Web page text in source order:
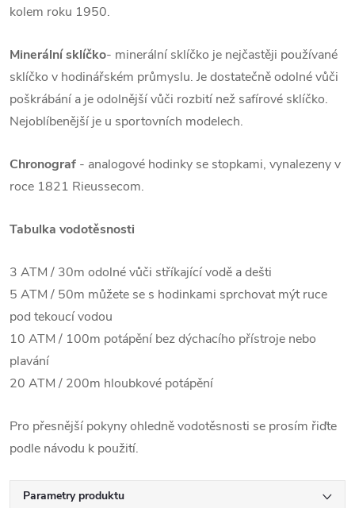
kolem roku 1950.
Minerální sklíčko- minerální sklíčko je nejčastěji používané
sklíčko v hodinářském průmyslu. Je dostatečně odolné vůči
poškrábání a je odolnější vůči rozbití než safírové sklíčko.
Nejoblíbenější je u sportovních modelech.
Chronograf - analogové hodinky se stopkami, vynalezeny v
roce 1821 Rieussecom.
Tabulka vodotěsnosti
3 ATM / 30m odolné vůči stříkající vodě a dešti
5 ATM / 50m můžete se s hodinkami sprchovat mýt ruce
pod tekoucí vodou
10 ATM / 100m potápění bez dýchacího přístroje nebo
plavání
20 ATM / 200m hloubkové potápění
Pro přesnější pokyny ohledně vodotěsnosti se prosím řiďte
podle návodu k použití.
Parametry produktu